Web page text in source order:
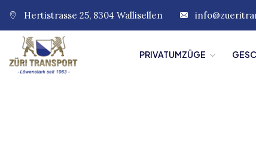
Hertistrasse 25, 8304 Wallisellen
PRIVATUMZÜGE